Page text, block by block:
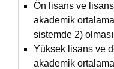
Ön lisans ve
akademik
sistemde 2)
Yüksek lisans ve
akademik